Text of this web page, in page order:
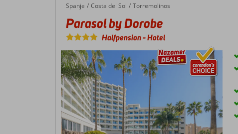
Home
Spanje Costa del Sol Torremolinos
Parasol by Dorobe
Parasol by Dorobe
Halfpension-Hotel